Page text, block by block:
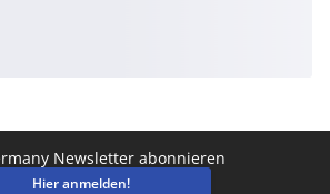
Newsletter abonnieren
Hier anmelden!